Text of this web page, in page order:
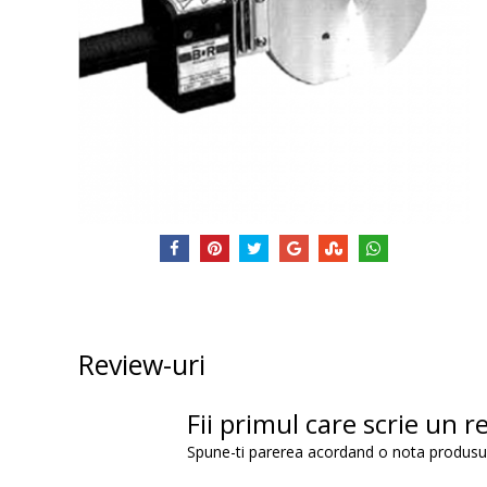
Review-uri
Fii primul care scrie un
Spune-ti parerea acordand o nota